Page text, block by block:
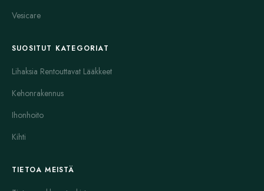
Vesicare
SUOSITUT KATEGORIAT
Lihaksia Rentouttavat Lääkkeet
Kehonrakennus
Ihonhoito
Kihti
TIETOA MEISTÄ